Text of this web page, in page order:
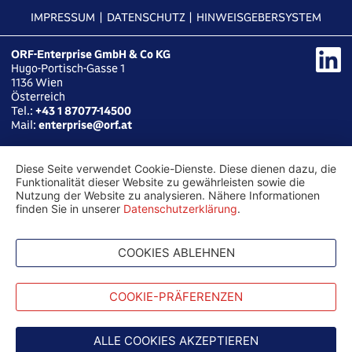
IMPRESSUM DATENSCHUTZ HINWEISGEBERSYSTEM
ORF-Enterprise GmbH & Co KG
Hugo-Portisch-Gasse 1
1136Wien
Österreich
Tel.:+43 1 87077-14500
Mail:enterprise@orf.at
Diese Seite verwendet Cookie-Dienste. Diese dienen dazu, die
Funktionalität dieser Website zu gewährleisten sowie die
Nutzung der Website zu analysieren. Nähere Informationen
finden Sie in unserer Datenschutzerklärung.
COOKIES ABLEHNEN
ALLE COOKIES AKZEPTIEREN
COOKIE-PRÄFERENZEN